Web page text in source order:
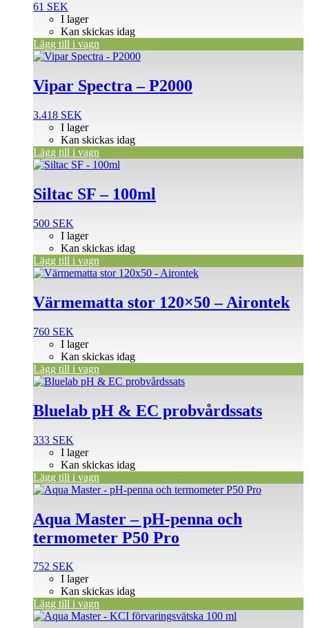
61 SEK
I lager
Kan skickas idag
Lägg till i vagn
Vipar Spectra – P2000
3.418 SEK
I lager
Kan skickas idag
Lägg till i vagn
Siltac SF – 100ml
500 SEK
I lager
Kan skickas idag
Lägg till i vagn
Värmematta stor 120×50 – Airontek
760 SEK
I lager
Kan skickas idag
Lägg till i vagn
Bluelab pH & EC probvårdssats
333 SEK
I lager
Kan skickas idag
Lägg till i vagn
Aqua Master – pH-penna och
termometer P50 Pro
752 SEK
I lager
Kan skickas idag
Lägg till i vagn